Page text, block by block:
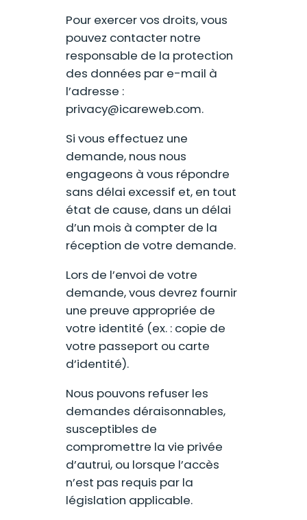
Pour exercer vos droits, vous
pouvez contacter notre
responsable de la protection
des données par e-mail à
l’adresse :
privacy@icareweb.com.
Si vous effectuez une
demande, nous nous
engageons à vous répondre
sans délai excessif et, en tout
état de cause, dans un délai
d’un mois à compter de la
réception de votre demande.
Lors de l’envoi de votre
demande, vous devrez fournir
une preuve appropriée de
votre identité (ex. : copie de
votre passeport ou carte
d’identité).
Nous pouvons refuser les
demandes déraisonnables,
susceptibles de
compromettre la vie privée
d’autrui, ou lorsque l’accès
n’est pas requis par la
législation applicable.